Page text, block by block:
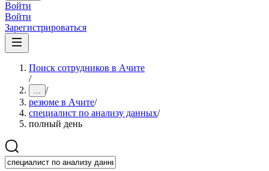
Войти
Войти
Зарегистрироваться
Поиск сотрудников в Ачите
/
... /
резюме в Ачите/
специалист по анализу данных/
полный день